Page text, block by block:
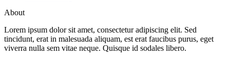
About
Lorem ipsum dolor sit amet, consectetur adipiscing elit. Sed
tincidunt, erat in malesuada aliquam, est erat faucibus purus, eget
viverra nulla sem vitae neque. Quisque id sodales libero.